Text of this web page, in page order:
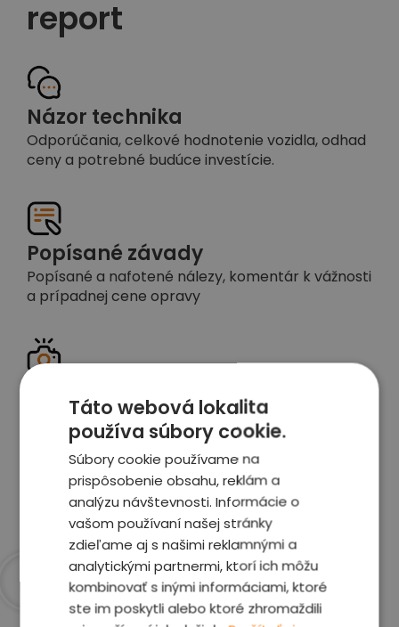
report
Názor technika
Odporúčania, celkové hodnotenie vozidla, odhad
ceny a potrebné budúce investície.
Popísané závady
Popísané a nafotené nálezy, komentár k vážnosti
a prípadnej cene opravy
Celé auto z exteriéru aj interiéru nafotíme
vrátane závad a poškodení
Zobraziť report
Táto webová lokalita
používa súbory cookie.
Súbory cookie používame na
prispôsobenie obsahu, reklám a
analýzu návštevnosti. Informácie o
vašom používaní našej stránky
zdieľame aj s našimi reklamnými a
analytickými partnermi, ktorí ich môžu
kombinovať s inými informáciami, ktoré
ste im poskytli alebo ktoré zhromaždili